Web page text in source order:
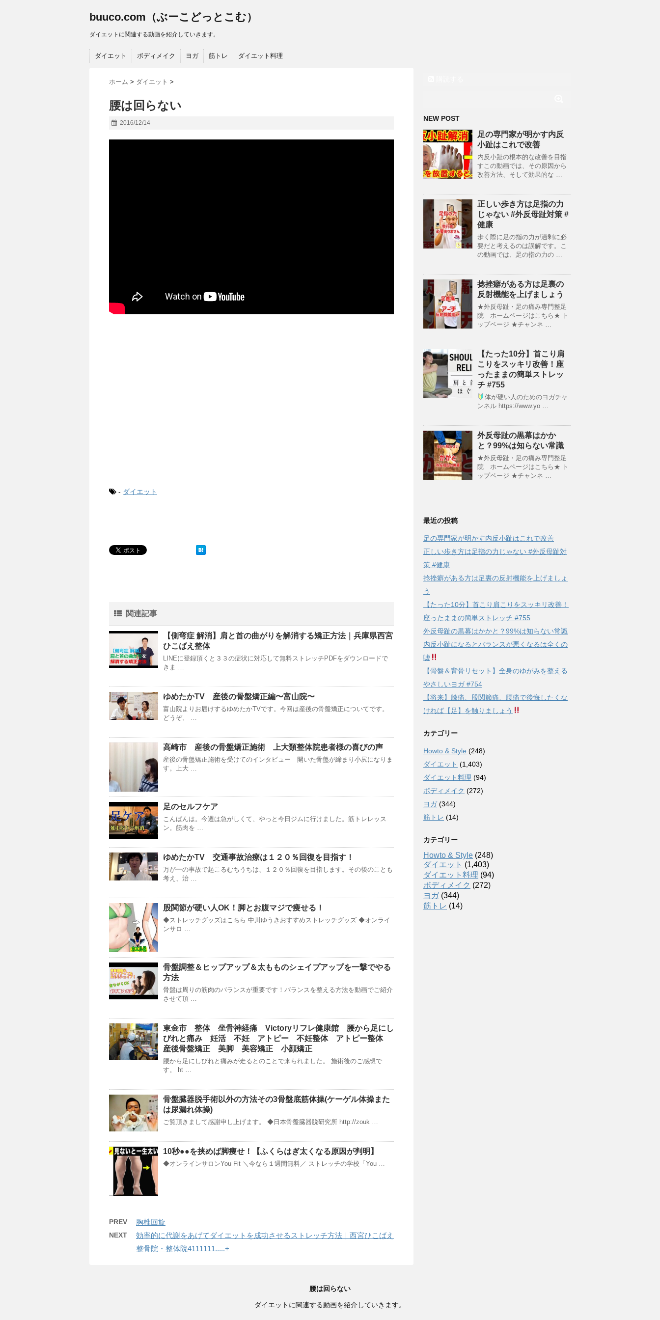
buuco.com（ぶーこどっとこむ）
ダイエットに関連する動画を紹介していきます。
ダイエット ボディメイク ヨガ 筋トレ ダイエット料理
ホーム > ダイエット >
腰は回らない
2016/12/14
- ダイエット
関連記事
【側弯症 解消】肩と首の曲がりを解消する矯正方法｜兵庫県西宮
ひこばえ整体
LINEに登録頂くと３３の症状に対応して無料ストレッチPDFをダウンロードで
きま …
ゆめたかTV 産後の骨盤矯正編〜富山院〜
富山院よりお届けするゆめたかTVです。今回は産後の骨盤矯正についてです。
どうぞ、 …
高崎市 産後の骨盤矯正施術 上大類整体院患者様の喜びの声
産後の骨盤矯正施術を受けてのインタビュー 開いた骨盤が締まり小尻になりま
す。上大 …
足のセルフケア
こんばんは。今週は急がしくて、やっと今日ジムに行けました。筋トレレッス
ン。筋肉を …
ゆめたかTV 交通事故治療は１２０％回復を目指す！
万が一の事故で起こるむちうちは、１２０％回復を目指します。その後のことも
考え、治 …
股関節が硬い人OK！脚とお腹マジで痩せる！
◆ストレッチグッズはこちら 中川ゆうきおすすめストレッチグッズ ◆オンライ
ンサロ …
骨盤調整＆ヒップアップ＆太もものシェイプアップを一撃でやる
方法
骨盤は周りの筋肉のバランスが重要です！バランスを整える方法を動画でご紹介
させて頂 …
東金市 整体 坐骨神経痛 Victoryリフレ健康館 腰から足にし
びれと痛み 妊活 不妊 アトピー 不妊整体 アトピー整体
産後骨盤矯正 美脚 美容矯正 小顔矯正
腰から足にしびれと痛みが走るとのことで来られました。 施術後のご感想で
す。 ht …
骨盤臓器脱手術以外の方法その3骨盤底筋体操(ケーゲル体操また
は尿漏れ体操)
ご覧頂きまして感謝申し上げます。 ◆日本骨盤臓器脱研究所 http://zouk …
10秒●●を挟めば脚痩せ！【ふくらはぎ太くなる原因が判明】
◆オンラインサロンYou Fit ＼今なら１週間無料／ ストレッチの学校「You …
PREV 胸椎回旋
NEXT
効率的に代謝をあげてダイエットを成功させるストレッチ方法｜西宮ひこばえ
整骨院・整体院4111111.....+
NEW POST
足の専門家が明かす内反
小趾はこれで改善
内反小趾の根本的な改善を目指
すこの動画では、その原因から
改善方法、そして効果的な …
正しい歩き方は足指の力
じゃない #外反母趾対策 #
健康
歩く際に足の指の力が過剰に必
要だと考えるのは誤解です。こ
の動画では、足の指の力の …
捻挫癖がある方は足裏の
反射機能を上げましょう
★外反母趾・足の痛み専門整足
院 ホームページはこちら★ ト
ップページ ★チャンネ …
【たった10分】首こり肩
こりをスッキリ改善！座
ったままの簡単ストレッ
チ #755
体が硬い人のためのヨガチャ
ンネル https://www.yo …
外反母趾の黒幕はかか
と？99%は知らない常識
★外反母趾・足の痛み専門整足
院 ホームページはこちら★ ト
ップページ ★チャンネ …
最近の投稿
足の専門家が明かす内反小趾はこれで改善
正しい歩き方は足指の力じゃない #外反母趾対
策 #健康
捻挫癖がある方は足裏の反射機能を上げましょ
う
【たった10分】首こり肩こりをスッキリ改善！
座ったままの簡単ストレッチ #755
外反母趾の黒幕はかかと？99%は知らない常識
内反小趾になるとバランスが悪くなるは全くの
嘘
【骨盤＆背骨リセット】全身のゆがみを整える
やさしいヨガ #754
【将来】膝痛、股関節痛、腰痛で後悔したくな
ければ【足】を触りましょう
カテゴリー
Howto & Style (248)
ダイエット (1,403)
ダイエット料理 (94)
ボディメイク (272)
ヨガ(344)
筋トレ (14)
カテゴリー
Howto & Style (248)
ダイエット (1,403)
ダイエット料理 (94)
ボディメイク (272)
ヨガ(344)
筋トレ (14)
腰は回らない
ダイエットに関連する動画を紹介していきます。